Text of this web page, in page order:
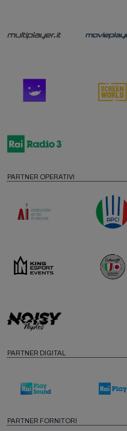
PARTNER OPERATIVI
PARTNER DIGITAL
PARTNER FORNITORI